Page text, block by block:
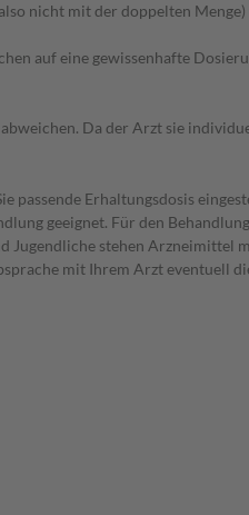
nicht mit der doppelten
auf eine gewissenhafte
Da der Arzt sie
passende Erhaltungsdosis
geeignet. Für den
stehen
mit Ihrem Arzt eventuell